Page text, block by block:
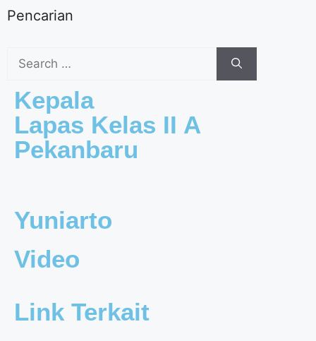
Pencarian
Kepala
Lapas Kelas II A
Pekanbaru
Yuniarto
Video
Link Terkait